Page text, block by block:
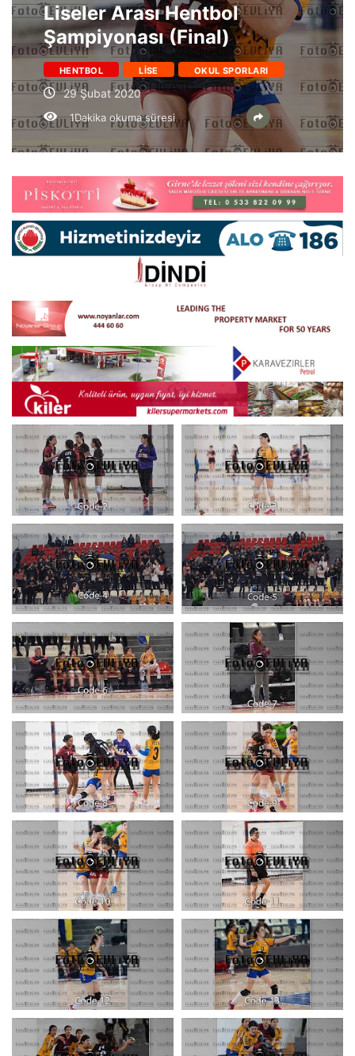
Liseler Arası Hentbol
Şampiyonası (Final)
HENTBOL LISE OKUL SPORLARI
29 Şubat 2020
1Dakika okuma süresi